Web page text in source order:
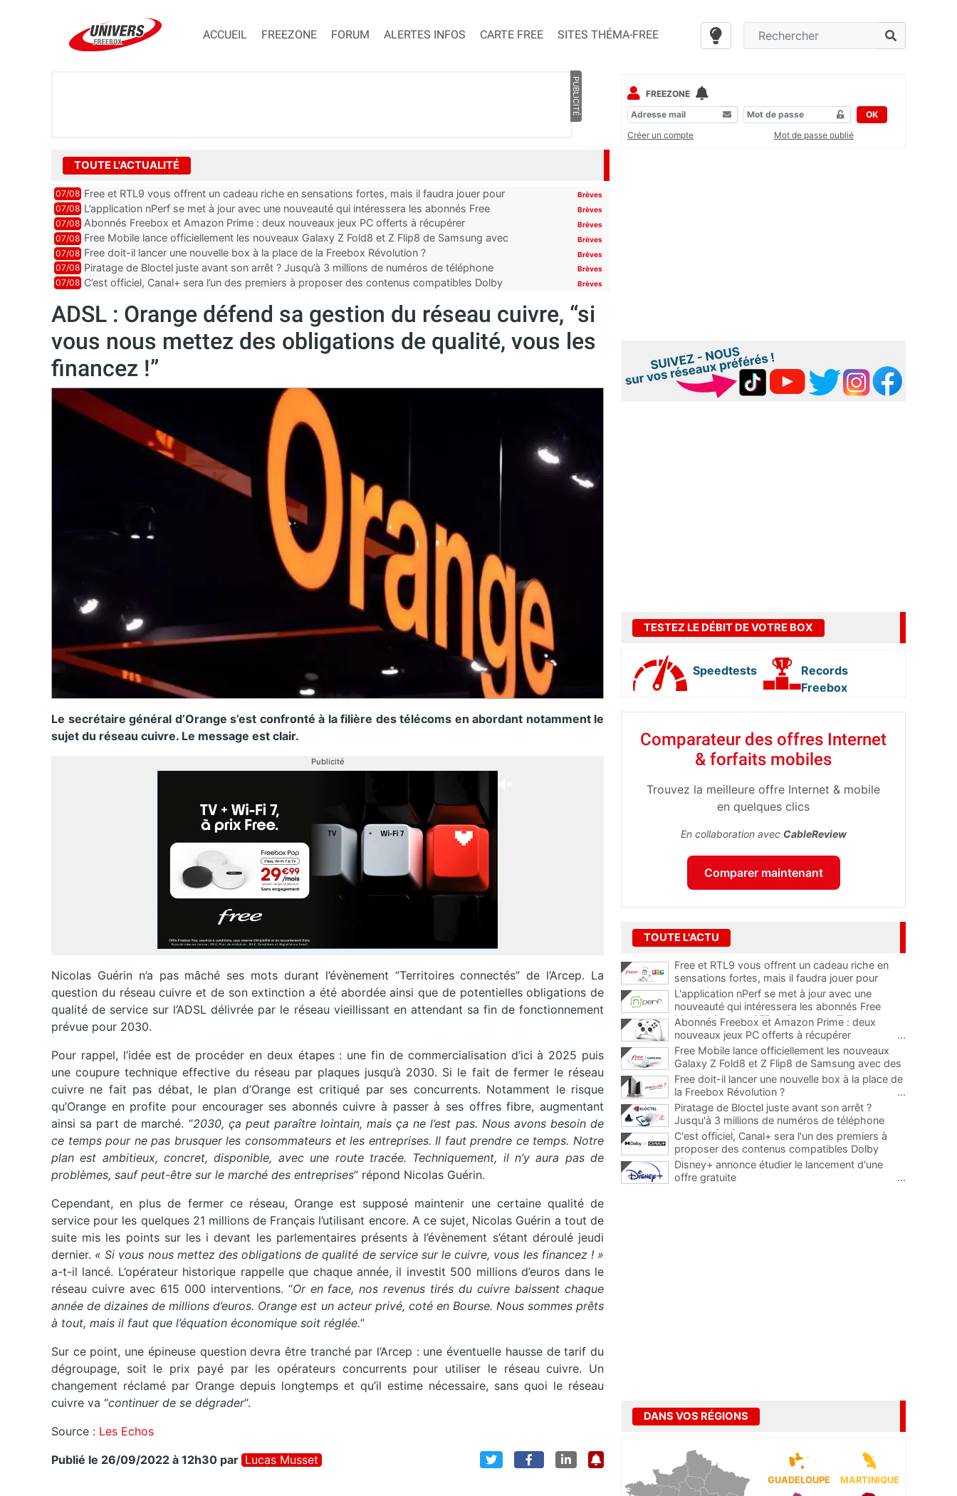
ACCUEIL FREEZONE FORUM ALERTES INFOS CARTE FREE SITES THÉMA-FREE
PUBLICITÉ
TOUTE L'ACTUALITÉ
07/08 Free et RTL9 vous offrent un cadeau riche en sensations fortes, mais il faudra jouer pour
l’obtenir
Brèves
07/08 L’application nPerf se met à jour avec une nouveauté qui intéressera les abonnés Free
Mobile, Orange, SFR ...
Brèves
07/08 Abonnés Freebox et Amazon Prime : deux nouveaux jeux PC offerts à récupérer Brèves
07/08 Free Mobile lance officiellement les nouveaux Galaxy Z Fold8 et Z Flip8 de Samsung avec
des promos et des cadeaux
Brèves
07/08 Free doit-il lancer une nouvelle box à la place de la Freebox Révolution ? Brèves
07/08 Piratage de Bloctel juste avant son arrêt ? Jusqu’à 3 millions de numéros de téléphone
auraient fuité
Brèves
07/08 C’est officiel, Canal+ sera l’un des premiers à proposer des contenus compatibles Dolby
Brèves
ADSL : Orange défend sa gestion du réseau cuivre, “si
vous nous mettez des obligations de qualité, vous les
financez !”
Le secrétaire général d’Orange s’est confronté à la filière des télécoms en abordant notamment le
sujet du réseau cuivre. Le message est clair.
Publicité
Nicolas Guérin n’a pas mâché ses mots durant l’évènement “Territoires connectés” de l’Arcep. La
question du réseau cuivre et de son extinction a été abordée ainsi que de potentielles obligations de
qualité de service sur l’ADSL délivrée par le réseau vieillissant en attendant sa fin de fonctionnement
prévue pour 2030.
Pour rappel, l’idée est de procéder en deux étapes : une fin de commercialisation d’ici à 2025 puis
une coupure technique effective du réseau par plaques jusqu’à 2030. Si le fait de fermer le réseau
cuivre ne fait pas débat, le plan d’Orange est critiqué par ses concurrents. Notamment le risque
qu’Orange en profite pour encourager ses abonnés cuivre à passer à ses offres fibre, augmentant
ainsi sa part de marché. “2030, ça peut paraître lointain, mais ça ne l’est pas. Nous avons besoin de
ce temps pour ne pas brusquer les consommateurs et les entreprises. Il faut prendre ce temps. Notre
plan est ambitieux, concret, disponible, avec une route tracée. Techniquement, il n’y aura pas de
problèmes, sauf peut-être sur le marché des entreprises” répond Nicolas Guérin.
Cependant, en plus de fermer ce réseau, Orange est supposé maintenir une certaine qualité de
service pour les quelques 21 millions de Français l’utilisant encore. A ce sujet, Nicolas Guérin a tout de
suite mis les points sur les i devant les parlementaires présents à l’évènement s’étant déroulé jeudi
dernier. « Si vous nous mettez des obligations de qualité de service sur le cuivre, vous les financez ! »
a-t-il lancé. L’opérateur historique rappelle que chaque année, il investit 500 millions d’euros dans le
réseau cuivre avec 615 000 interventions. “Or en face, nos revenus tirés du cuivre baissent chaque
année de dizaines de millions d’euros. Orange est un acteur privé, coté en Bourse. Nous sommes prêts
à tout, mais il faut que l’équation économique soit réglée.”
Sur ce point, une épineuse question devra être tranché par l’Arcep : une éventuelle hausse de tarif du
dégroupage, soit le prix payé par les opérateurs concurrents pour utiliser le réseau cuivre. Un
changement réclamé par Orange depuis longtemps et qu’il estime nécessaire, sans quoi le réseau
cuivre va “continuer de se dégrader“.
Source : Les Echos
Publié le 26/09/2022 à 12h30 par Lucas Musset
FREEZONE
OK
Créer un compte
Mot de passe oublié
TESTEZ LE DÉBIT DE VOTRE BOX
Speedtests
Records
Freebox
Comparateur des offres Internet
& forfaits mobiles
Trouvez la meilleure offre Internet & mobile
en quelques clics
En collaboration avec CableReview
Comparer maintenant
TOUTE L'ACTU
Free et RTL9 vous offrent un cadeau riche en
sensations fortes, mais il faudra jouer pour
l'obtenir
L'application nPerf se met à jour avec une
nouveauté qui intéressera les abonnés Free
Mobile, Orange, SFR et Bouygues Telecom
Abonnés Freebox et Amazon Prime : deux
nouveaux jeux PC offerts à récupérer
...
Free Mobile lance officiellement les nouveaux
Galaxy Z Fold8 et Z Flip8 de Samsung avec des
promos et des cadeaux
...
Free doit-il lancer une nouvelle box à la place de
la Freebox Révolution ?
...
Piratage de Bloctel juste avant son arrêt ?
Jusqu'à 3 millions de numéros de téléphone
auraient fuité
C'est officiel, Canal+ sera l'un des premiers à
proposer des contenus compatibles Dolby
Vision 2
Disney+ annonce étudier le lancement d'une
offre gratuite
...
DANS VOS RÉGIONS
GUADELOUPE MARTINIQUE